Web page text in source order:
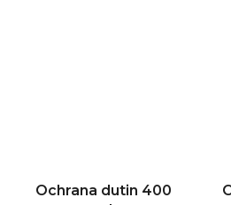
Ochrana dutin 400